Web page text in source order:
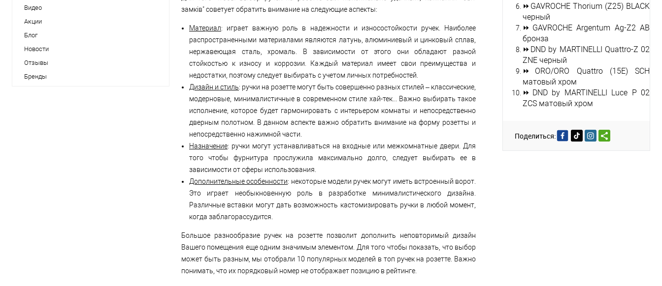
Видео
Акции
Блог
Новости
Отзывы
Бренды
замків" советует обратить внимание на следующие аспекты:
Материал: играет важную роль в надежности и износостойкости ручек. Наиболее
распространенными материалами являются латунь, алюминиевый и цинковый сплав,
нержавеющая сталь, хромаль. В зависимости от этого они обладают разной
стойкостью к износу и коррозии. Каждый материал имеет свои преимущества и
недостатки, поэтому следует выбирать с учетом личных потребностей.
Дизайн и стиль: ручки на розетте могут быть совершенно разных стилей – классические,
модерновые, минималистичные в современном стиле хай-тек... Важно выбирать такое
исполнение, которое будет гармонировать с интерьером комнаты и непосредственно
дверным полотном. В данном аспекте важно обратить внимание на форму розетты и
непосредственно нажимной части.
Назначение: ручки могут устанавливаться на входные или межкомнатные двери. Для
того чтобы фурнитура прослужила максимально долго, следует выбирать ее в
зависимости от сферы использования.
Дополнительные особенности: некоторые модели ручек могут иметь встроенный ворот.
Это играет необыкновенную роль в разработке минималистического дизайна.
Различные вставки могут дать возможность кастомизировать ручки в любой момент,
когда заблагорассудится.
Большое разнообразие ручек на розетте позволит дополнить неповторимый дизайн
Вашего помещения еще одним значимым элементом. Для того чтобы показать, что выбор
может быть разным, мы отобрали 10 популярных моделей в топ ручек на розетте. Важно
понимать, что их порядковый номер не отображает позицию в рейтинге.
⏩ GAVROCHE Thorium (Z25) BLACK
черный
⏩ GAVROCHE Argentum Ag-Z2 AB
бронза
⏩ DND by MARTINELLI Quattro-Z 02
ZNE черный
⏩ ORO/ORO Quattro (15E) SCH
матовый хром
⏩ DND by MARTINELLI Luce P 02
ZCS матовый хром
Поделиться: